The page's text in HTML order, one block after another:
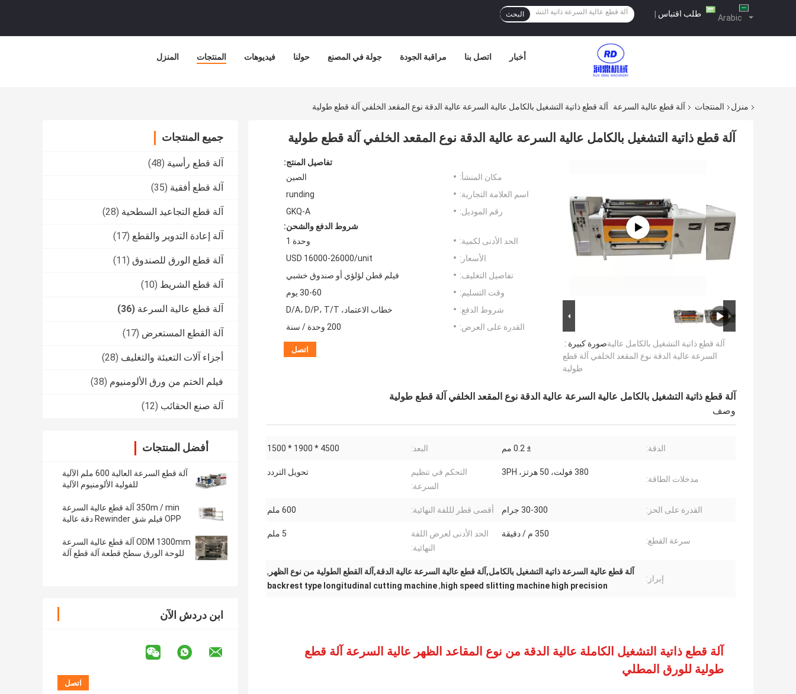
Arabic طلب اقتباس | البحث
المنزل المنتجات فيديوهات حولنا جولة في المصنع مراقبة الجودة اتصل بنا أخبار
منزل المنتجات آلة قطع عالية السرعة آلة قطع ذاتية التشغيل بالكامل عالية السرعة عالية الدقة نوع المقعد الخلفي آلة قطع طولية
جميع المنتجات
آلة قطع رأسية (48)
آلة قطع أفقية (35)
آلة قطع التجاعيد السطحية (28)
آلة إعادة التدوير والقطع (17)
آلة قطع الورق للصندوق (11)
آلة قطع الشريط (10)
آلة قطع عالية السرعة (36)
آلة القطع المستعرض (17)
أجزاء آلات التعبئة والتغليف (28)
فيلم الختم من ورق الألومنيوم (38)
آلة صنع الحقائب (12)
أفضل المنتجات
آلة قطع السرعة العالية 600 ملم الآلية
للفولية الألومنيوم الآلية
350m / min آلة قطع عالية السرعة
OPP فيلم شق Rewinder دقة عالية
ODM 1300mm آلة قطع عالية السرعة
للوحة الورق سطح قطعة آلة قطع آلة
ابن دردش الآن
آلة قطع ذاتية التشغيل بالكامل عالية السرعة عالية الدقة نوع المقعد الخلفي آلة قطع طولية
صورة كبيرة :آلة قطع ذاتية التشغيل بالكامل عالية
السرعة عالية الدقة نوع المقعد الخلفي آلة قطع
طولية
تفاصيل المنتج:
مكان المنشأ:
الصين
اسم العلامة التجارية:
runding
رقم الموديل:
GKQ-A
شروط الدفع والشحن:
الحد الأدنى لكمية:
وحدة 1
الأسعار:
USD 16000-26000/unit
تفاصيل التغليف:
فيلم قطن لؤلؤي أو صندوق خشبي
وقت التسليم:
30-60 يوم
شروط الدفع:
خطاب الاعتماد، D/A، D/P، T/T
القدرة على العرض:
200 وحدة / سنة
اتصل
آلة قطع ذاتية التشغيل بالكامل عالية السرعة عالية الدقة نوع المقعد الخلفي آلة قطع طولية
وصف
الدقة: ± 0.2 مم البعد: 4500 * 1900 * 1500
مدخلات الطاقة:
380 فولت، 50 هرتز، 3PH
التحكم في تنظيم
السرعة:
تحويل التردد
القدرة على الحز: 30-300 جرام أقصى قطر لللفة النهائية: 600 ملم
سرعة القطع:
350 م / دقيقة
الحد الأدنى لعرض اللفة
النهائية:
5 ملم
إبراز:
آلة قطع عالية السرعة ذاتية التشغيل بالكامل,آلة قطع عالية السرعة عالية الدقة,آلة القطع الطولية من نوع الظهر ,
high speed slitting machine high precision
,
backrest type longitudinal cutting machine
آلة قطع ذاتية التشغيل الكاملة عالية الدقة من نوع المقاعد الظهر عالية السرعة آلة قطع
طولية للورق المطلي